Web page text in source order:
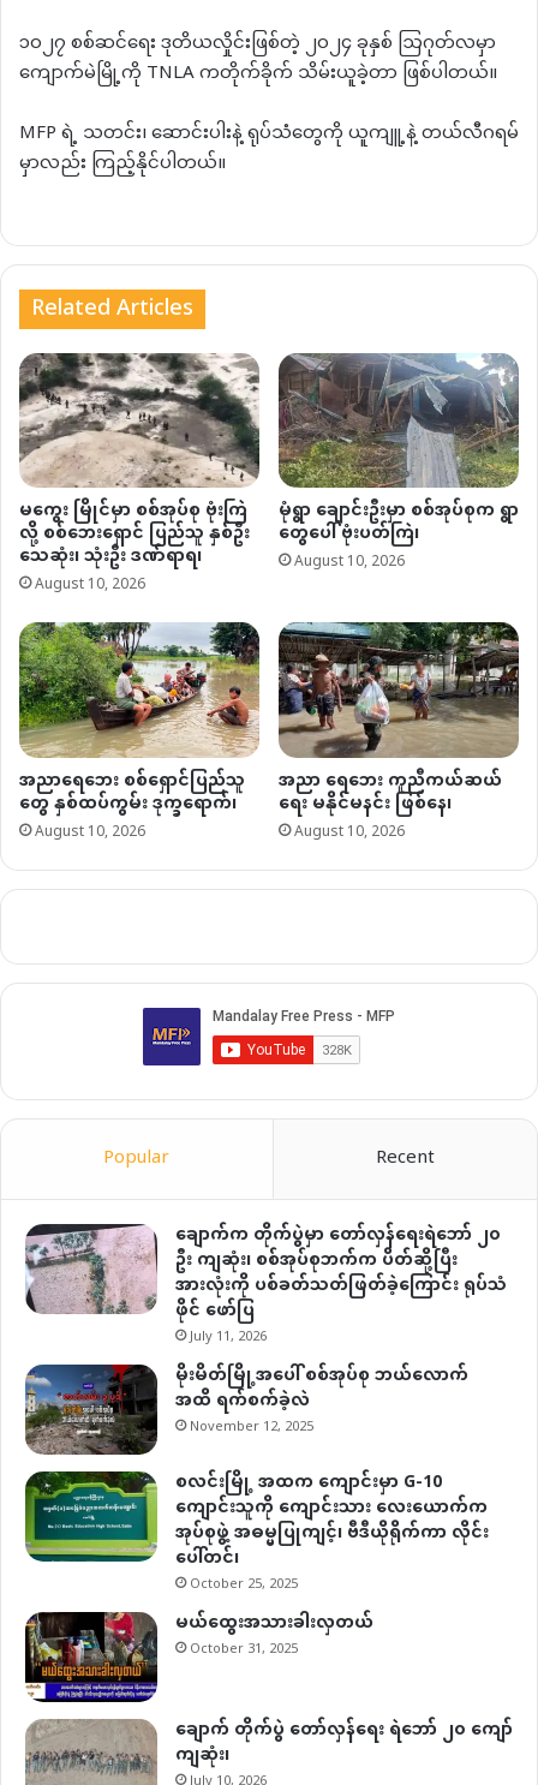
၁၀၂၇ စစ်ဆင်ရေး ဒုတိယလှိုင်းဖြစ်တဲ့ ၂၀၂၄ ခုနှစ် ဩဂုတ်လမှာ
ကျောက်မဲမြို့ကို TNLA ကတိုက်ခိုက် သိမ်းယူခဲ့တာ ဖြစ်ပါတယ်။
MFP ရဲ့ သတင်း၊ ဆောင်းပါးနဲ့ ရုပ်သံတွေကို ယူကျူ့နဲ့ တယ်လီဂရမ်
မှာလည်း ကြည့်နိုင်ပါတယ်။
Related Articles
မကွေး မြိုင်မှာ စစ်အုပ်စု ဗုံးကြဲ
လို့ စစ်ဘေးရှောင် ပြည်သူ နှစ်ဦး
သေဆုံး၊ သုံးဦး ဒဏ်ရာရ၊
August 10, 2026
မုံရွာ ချောင်းဦးမှာ စစ်အုပ်စုက ရွာ
တွေပေါ် ဗုံးပတ်ကြဲ၊
August 10, 2026
အညာရေဘေး စစ်ရှောင်ပြည်သူ
တွေ နှစ်ထပ်ကွမ်း ဒုက္ခရောက်၊
August 10, 2026
အညာ ရေဘေး ကူညီကယ်ဆယ်
ရေး မနိုင်မနင်း ဖြစ်နေ၊
August 10, 2026
Popular Recent
ချောက်က တိုက်ပွဲမှာ တော်လှန်ရေးရဲဘော် ၂၀
ဦး ကျဆုံး၊ စစ်အုပ်စုဘက်က ပိတ်ဆို့ပြီး
အားလုံးကို ပစ်ခတ်သတ်ဖြတ်ခဲ့ကြောင်း ရုပ်သံ
ဖိုင် ဖော်ပြ
July 11, 2026
မိုးမိတ်မြို့အပေါ် စစ်အုပ်စု ဘယ်လောက်
အထိ ရက်စက်ခဲ့လဲ
November 12, 2025
စလင်းမြို့ အထက ကျောင်းမှာ G-10
ကျောင်းသူကို ကျောင်းသား လေးယောက်က
အုပ်စုဖွဲ့ အဓမ္မပြုကျင့်၊ ဗီဒီယိုရိုက်ကာ လိုင်း
ပေါ်တင်၊
October 25, 2025
မယ်ထွေးအသားခါးလှတယ်
October 31, 2025
ချောက် တိုက်ပွဲ တော်လှန်ရေး ရဲဘော် ၂၀ ကျော်
ကျဆုံး၊